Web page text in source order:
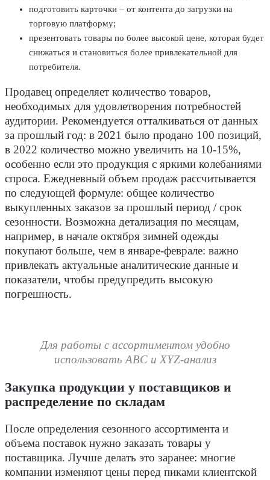
подготовить карточки – от контента до загрузки на
торговую платформу;
презентовать товары по более высокой цене, которая будет
снижаться и становиться более привлекательной для
потребителя.
Продавец определяет количество товаров,
необходимых для удовлетворения потребностей
аудитории. Рекомендуется отталкиваться от данных
за прошлый год: в 2021 было продано 100 позиций,
в 2022 количество можно увеличить на 10-15%,
особенно если это продукция с яркими колебаниями
спроса. Ежедневный объем продаж рассчитывается
по следующей формуле: общее количество
выкупленных заказов за прошлый период / срок
сезонности. Возможна детализация по месяцам,
например, в начале октября зимней одежды
покупают больше, чем в январе-феврале: важно
привлекать актуальные аналитические данные и
показатели, чтобы предупредить высокую
погрешность.
Для работы с ассортиментом удобно
использовать ABC и XYZ-анализ
Закупка продукции у поставщиков и
распределение по складам
После определения сезонного ассортимента и
объема поставок нужно заказать товары у
поставщика. Лучше делать это заранее: многие
компании изменяют цены перед пиками клиентской